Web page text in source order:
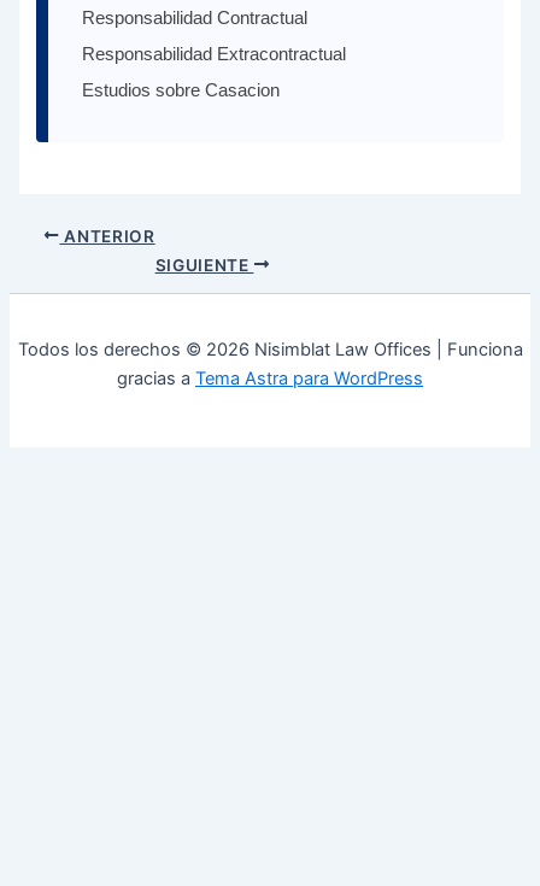
Responsabilidad Contractual
Responsabilidad Extracontractual
Estudios sobre Casacion
ANTERIOR
SIGUIENTE
Todos los derechos © 2026 Nisimblat Law Offices | Funciona
gracias a Tema Astra para WordPress